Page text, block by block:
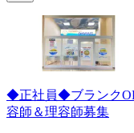
◆正社員◆ブランク
容師＆理容師募集